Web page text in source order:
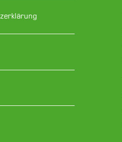
Standard. Für viele